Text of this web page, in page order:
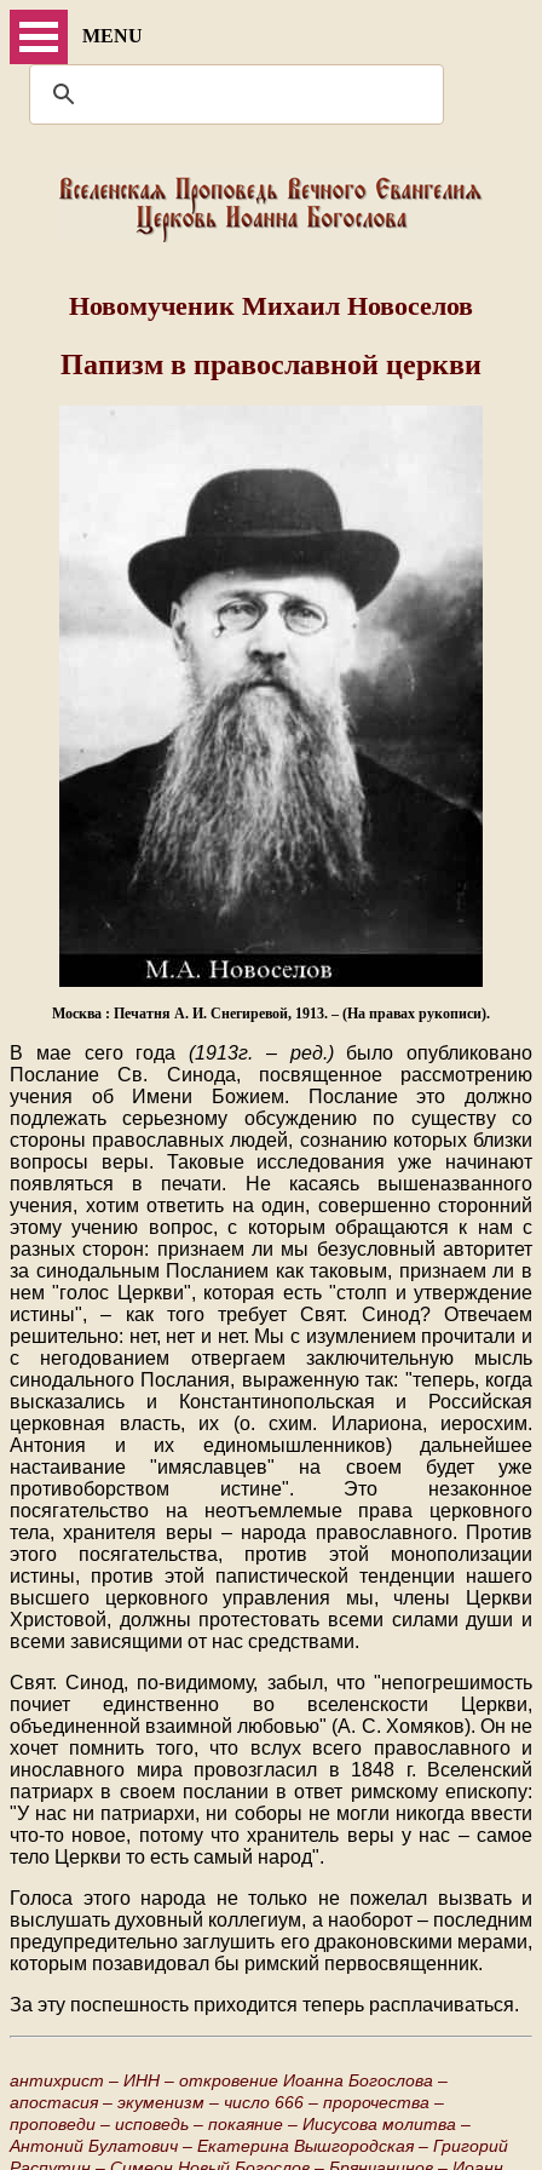
MENU
Новомученик Михаил Новоселов
Папизм в православной церкви
Москва : Печатня А. И. Снегиревой, 1913. – (На правах рукописи).
В мае сего года (1913г. – ред.)было опубликовано
Послание Св. Синода, посвященное рассмотрению
учения об Имени Божием. Послание это должно
подлежать серьезному обсуждению по существу со
стороны православных людей, сознанию которых близки
вопросы веры. Таковые исследования уже начинают
появляться в печати. Не касаясь вышеназванного
учения, хотим ответить на один, совершенно сторонний
этому учению вопрос, с которым обращаются к нам с
разных сторон: признаем ли мы безусловный авторитет
за синодальным Посланием как таковым, признаем ли в
нем "голос Церкви", которая есть "столп и утверждение
истины", – как того требует Свят. Синод? Отвечаем
решительно: нет, нет и нет. Мы с изумлением прочитали и
с негодованием отвергаем заключительную мысль
синодального Послания, выраженную так: "теперь, когда
высказались и Константинопольская и Российская
церковная власть, их (о. схим. Илариона, иеросхим.
Антония и их единомышленников) дальнейшее
настаивание "имяславцев" на своем будет уже
противоборством истине". Это незаконное
посягательство на неотъемлемые права церковного
тела, хранителя веры – народа православного. Против
этого посягательства, против этой монополизации
истины, против этой папистической тенденции нашего
высшего церковного управления мы, члены Церкви
Христовой, должны протестовать всеми силами души и
всеми зависящими от нас средствами.
Свят. Синод, по-видимому, забыл, что "непогрешимость
почиет единственно во вселенскости Церкви,
объединенной взаимной любовью" (А. С. Хомяков). Он не
хочет помнить того, что вслух всего православного и
инославного мира провозгласил в 1848 г. Вселенский
патриарх в своем послании в ответ римскому епископу:
"У нас ни патриархи, ни соборы не могли никогда ввести
что-то новое, потому что хранитель веры у нас – самое
тело Церкви то есть самый народ".
Голоса этого народа не только не пожелал вызвать и
выслушать духовный коллегиум, а наоборот – последним
предупредительно заглушить его драконовскими мерами,
которым позавидовал бы римский первосвященник.
За эту поспешность приходится теперь расплачиваться.
антихрист – ИНН – откровение Иоанна Богослова –
апостасия – экуменизм – число 666 – пророчества –
проповеди – исповедь – покаяние – Иисусова молитва –
Антоний Булатович – Екатерина Вышгородская – Григорий